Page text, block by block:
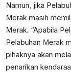
Namun, jika
Merak masih
Merak. “Apabila
Pelabuhan Merak
pihaknya akan
penarikan